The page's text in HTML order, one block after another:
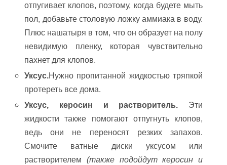
отпугивает клопов, поэтому, когда будете мыть
пол, добавьте столовую ложку аммиака в воду.
Плюс нашатыря в том, что он образует на полу
невидимую пленку, которая чувствительно
пахнет для клопов.
Уксус.Нужно пропитанной жидкостью тряпкой
протереть все дома.
Уксус, керосин и растворитель. Эти
жидкости также помогают отпугнуть клопов,
ведь они не переносят резких запахов.
Смочите ватные диски уксусом или
растворителем (также подойдут керосин и